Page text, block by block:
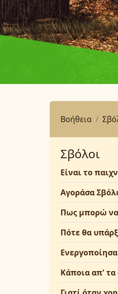
Βοήθεια
Σβόλοι
Είναι το
Αγοράσα
Πως μπορώ να
Πότε θα
Κάποια απ' τα